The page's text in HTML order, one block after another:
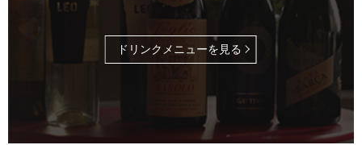
ドリンクメニューを見る